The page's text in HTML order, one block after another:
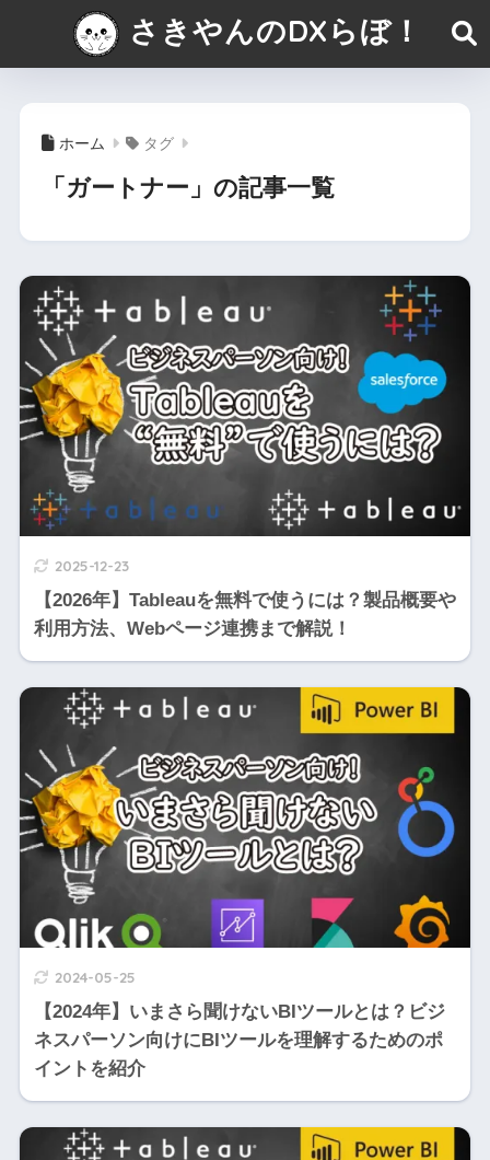
さきやんのDXらぼ！
ホーム タグ
「ガートナー」の記事一覧
2025-12-23
【2026年】Tableauを無料で使うには？製品概要や
利用方法、Webページ連携まで解説！
2024-05-25
【2024年】いまさら聞けないBIツールとは？ビジ
ネスパーソン向けにBIツールを理解するためのポ
イントを紹介